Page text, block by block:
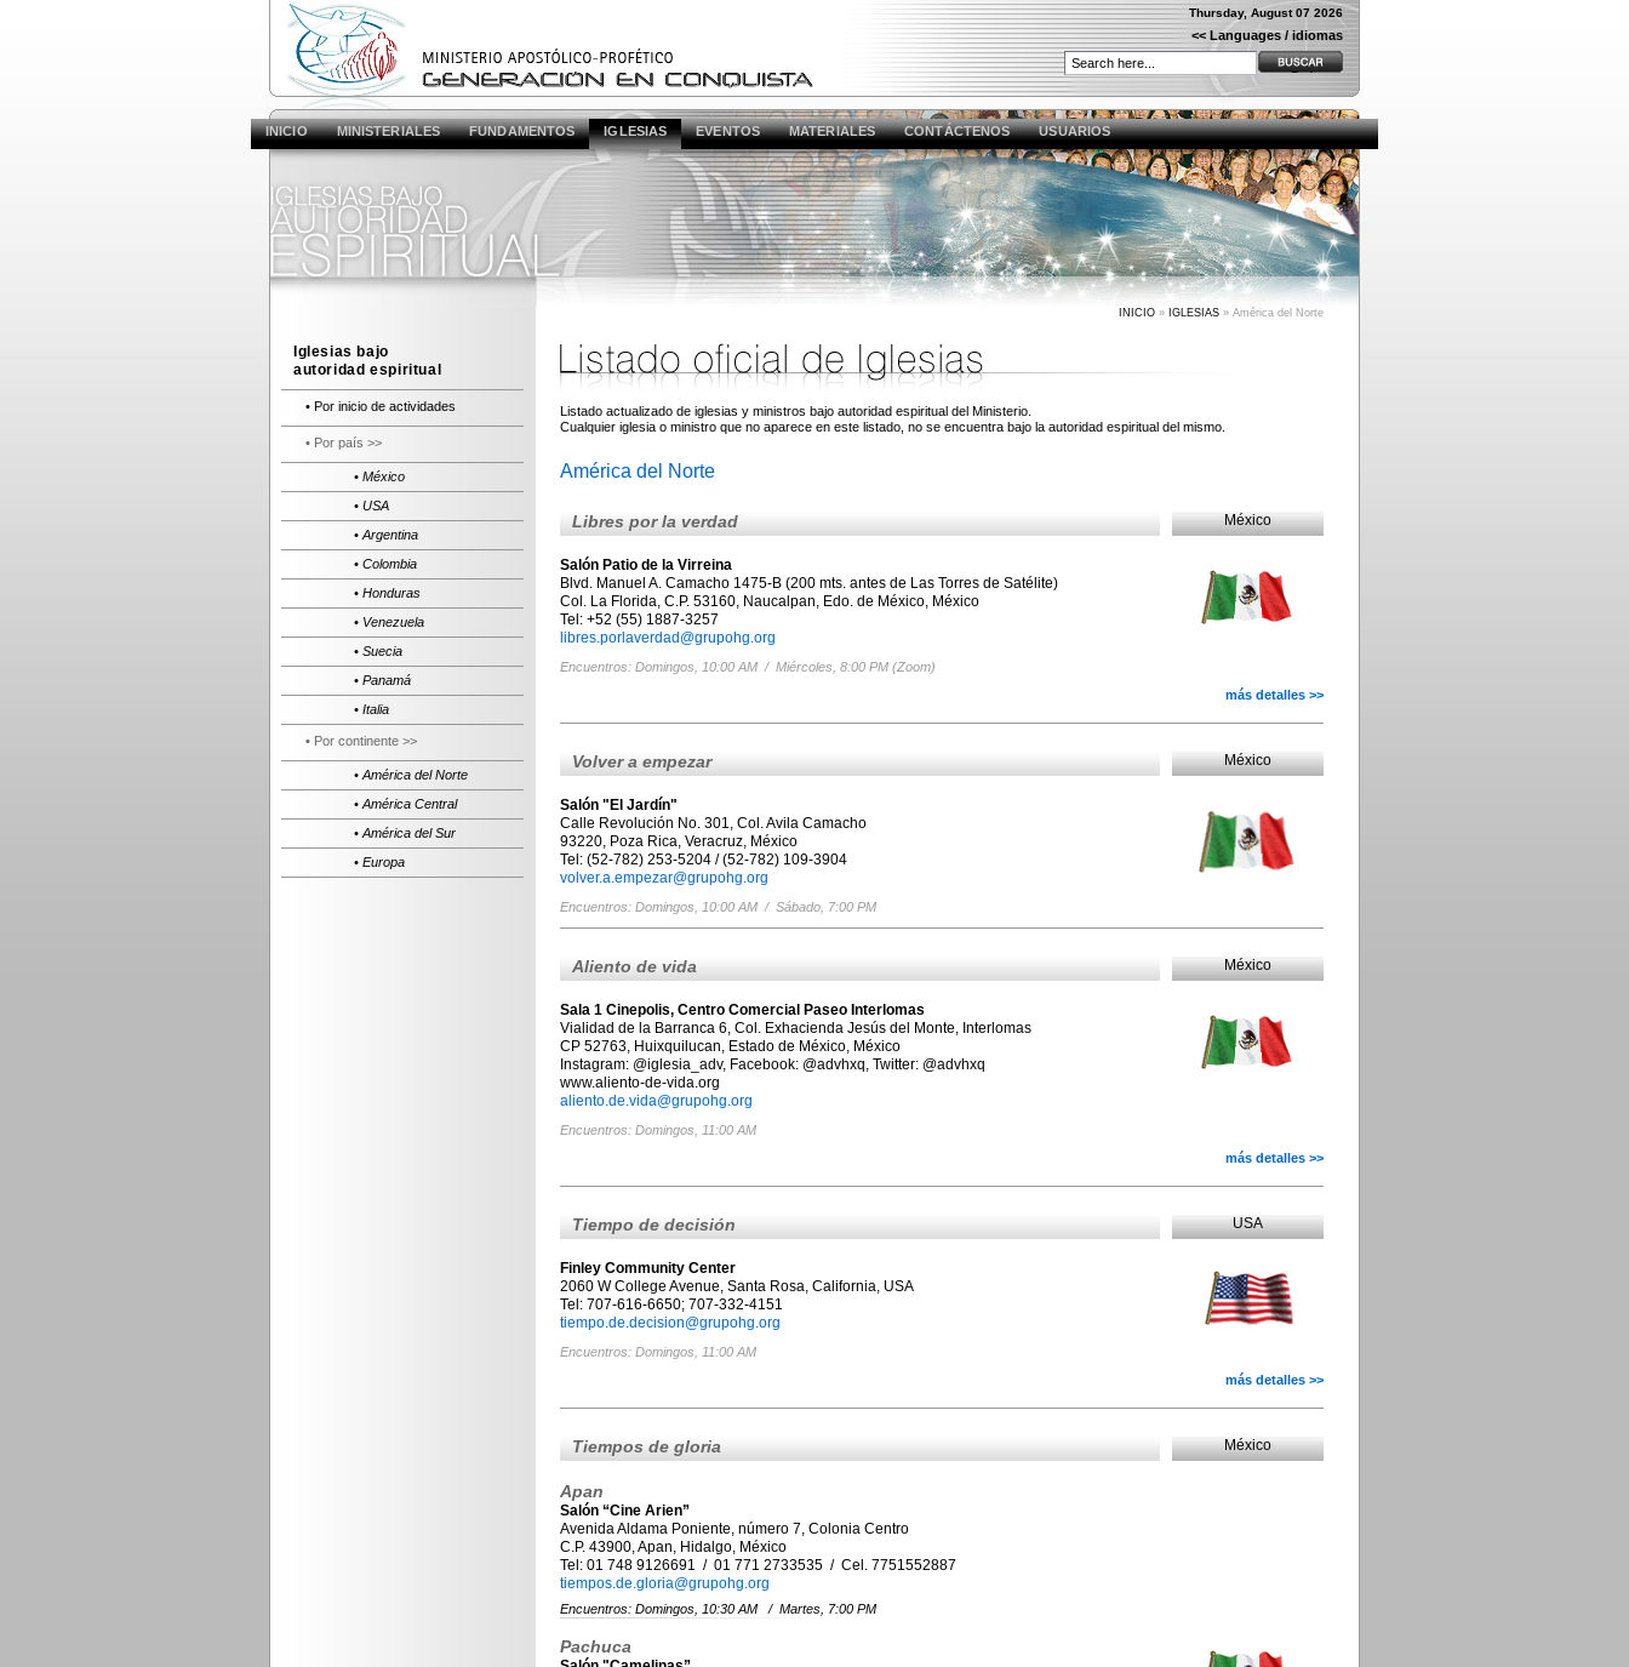
Thursday, August 07 2026
<< Languages / idiomas
INICIO MINISTERIALES FUNDAMENTOS IGLESIAS EVENTOS MATERIALES CONTÁCTENOS USUARIOS
INICIO » IGLESIAS » América del Norte
Iglesias bajo
autoridad espiritual
• Por inicio de actividades
• Por país >>
• México
• USA
• Argentina
• Colombia
• Honduras
• Venezuela
• Suecia
• Panamá
• Italia
• Por continente >>
• América del Norte
• América Central
• América del Sur
• Europa
Listado actualizado de iglesias y ministros bajo autoridad espiritual del Ministerio.
Cualquier iglesia o ministro que no aparece en este listado, no se encuentra bajo la autoridad espiritual del mismo.
América del Norte
Libres por la verdad México
Salón Patio de la Virreina
Blvd. Manuel A. Camacho 1475-B (200 mts. antes de Las Torres de Satélite)
Col. La Florida, C.P. 53160, Naucalpan, Edo. de México, México
Tel: +52 (55) 1887-3257
libres.porlaverdad@grupohg.org
Encuentros: Domingos, 10:00 AM / Miércoles, 8:00 PM (Zoom)
más detalles >>
Volver a empezar México
Salón "El Jardín"
Calle Revolución No. 301, Col. Avila Camacho
93220, Poza Rica, Veracruz, México
Tel: (52-782) 253-5204 / (52-782) 109-3904
volver.a.empezar@grupohg.org
Encuentros: Domingos, 10:00 AM / Sábado, 7:00 PM
Aliento de vida México
Sala 1 Cinepolis, Centro Comercial Paseo Interlomas
Vialidad de la Barranca 6, Col. Exhacienda Jesús del Monte, Interlomas
CP 52763, Huixquilucan, Estado de México, México
Instagram: @iglesia_adv, Facebook: @advhxq, Twitter: @advhxq
www.aliento-de-vida.org
aliento.de.vida@grupohg.org
Encuentros: Domingos, 11:00 AM
más detalles >>
Tiempo de decisión USA
Finley Community Center
2060 W College Avenue, Santa Rosa, California, USA
Tel: 707-616-6650; 707-332-4151
tiempo.de.decision@grupohg.org
Encuentros: Domingos, 11:00 AM
más detalles >>
Tiempos de gloria México
Apan
Salón “Cine Arien”
Avenida Aldama Poniente, número 7, Colonia Centro
C.P. 43900, Apan, Hidalgo, México
Tel: 01 748 9126691 / 01 771 2733535 / Cel. 7751552887
tiempos.de.gloria@grupohg.org
Encuentros: Domingos, 10:30 AM / Martes, 7:00 PM
Pachuca